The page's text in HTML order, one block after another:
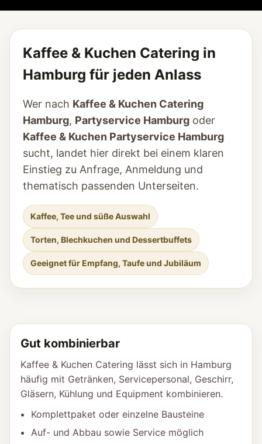
Kaffee & Kuchen Catering in
Hamburg für jeden Anlass
Wer nach Kaffee & Kuchen Catering
Hamburg, Partyservice Hamburg oder
Kaffee & Kuchen Partyservice Hamburg
sucht, landet hier direkt bei einem klaren
Einstieg zu Anfrage, Anmeldung und
thematisch passenden Unterseiten.
Kaffee, Tee und süße Auswahl
Torten, Blechkuchen und Dessertbuffets
Geeignet für Empfang, Taufe und Jubiläum
Gut kombinierbar
Kaffee & Kuchen Catering lässt sich in Hamburg
häufig mit Getränken, Servicepersonal, Geschirr,
Gläsern, Kühlung und Equipment kombinieren.
Komplettpaket oder einzelne Bausteine
Auf- und Abbau sowie Service möglich